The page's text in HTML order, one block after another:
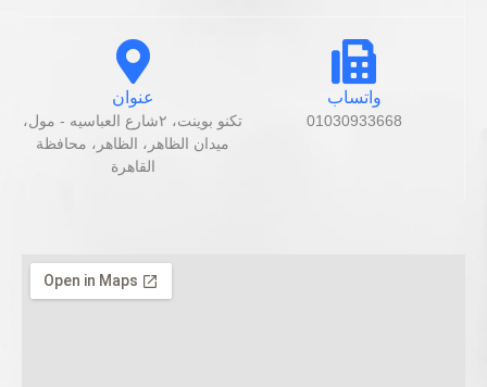
واتساب
01030933668
عنوان
تكنو بوينت، ٢شارع العباسيه - مول،
ميدان الظاهر، الظاهر، محافظة
القاهرة‬